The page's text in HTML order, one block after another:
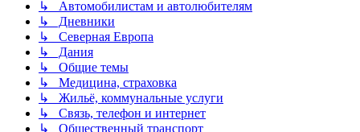
↳ Автомобилистам и автолюбителям
↳ Дневники
↳ Северная Европа
↳ Дания
↳ Общие темы
↳ Медицина, страховка
↳ Жильё, коммунальные услуги
↳ Связь, телефон и интернет
↳ Общественный транспорт